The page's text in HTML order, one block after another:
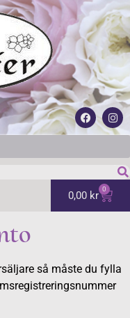
0,00 kr 0
så måste du fylla